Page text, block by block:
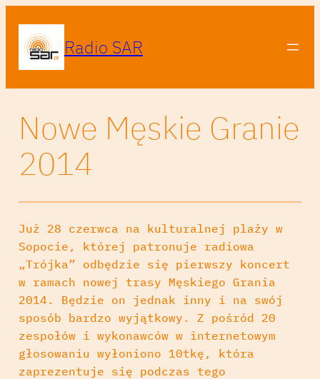
Radio SAR
Nowe Męskie Granie
2014
Już 28 czerwca na kulturalnej plaży w
Sopocie, której patronuje radiowa
„Trójka” odbędzie się pierwszy koncert
w ramach nowej trasy Męskiego Grania
2014. Będzie on jednak inny i na swój
sposób bardzo wyjątkowy. Z pośród 20
zespołów i wykonawców w internetowym
głosowaniu wyłoniono 10tkę, która
zaprezentuje się podczas tego